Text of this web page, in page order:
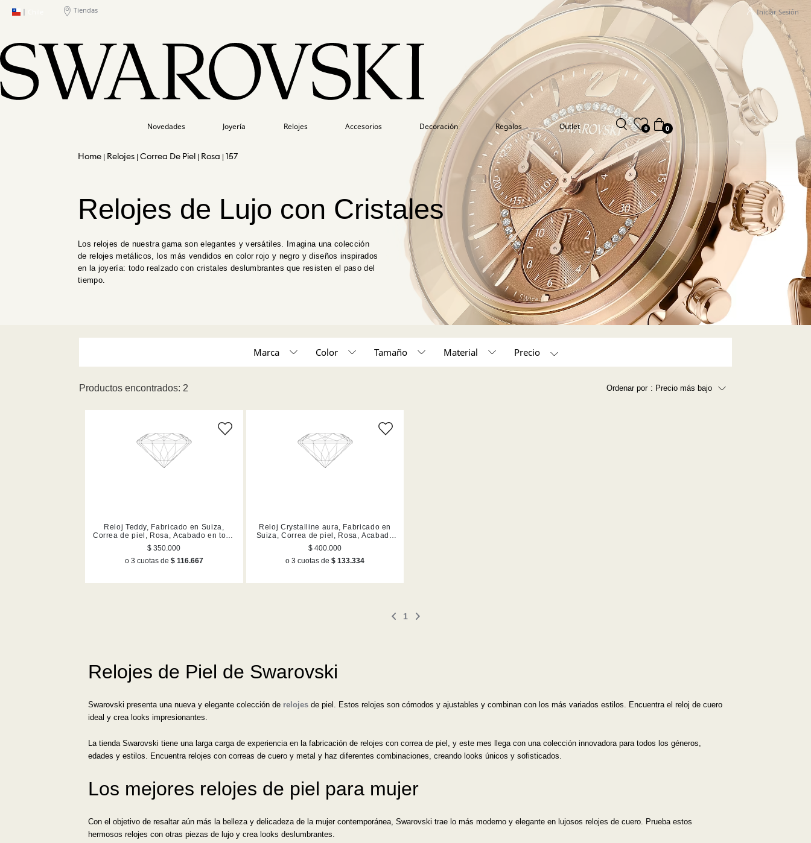
| Tiendas Iniciar Sesión
Novedades Joyería Relojes Accesorios Decoración Regalos Outlet 0 0
Relojes Correa De Piel Rosa 157
Relojes de Lujo con Cristales
Los relojes de nuestra gama son elegantes y versátiles. Imagina una colección
de relojes metálicos, los más vendidos en color rojo y negro y diseños inspirados
en la joyería: todo realzado con cristales deslumbrantes que resisten el paso del
tiempo.
Marca
Swarovski (2)
Color Tamaño Material
250,000 - 350,000 (1) 350,000 - 450,000 (2)
Productos encontrados: 2 Ordenar por : Precio más bajo
Reloj Teddy, Fabricado en Suiza,
Correa de piel, Rosa, Acabado en tono
oro rosa
$ 350.000
o 3 cuotas de $ 116.667
Reloj Crystalline aura, Fabricado en
Suiza, Correa de piel, Rosa, Acabado
en tono oro rosa
$ 400.000
o 3 cuotas de$ 133.334
1
Relojes de Piel de Swarovski
Swarovski presenta una nueva y elegante colección de relojesde piel. Estos relojes son cómodos y ajustables y combinan con los más variados estilos. Encuentra el reloj de cuero
ideal y crea looks impresionantes.
La tienda Swarovski tiene una larga carga de experiencia en la fabricación de relojes con correa de piel, y este mes llega con una colección innovadora para todos los géneros,
edades y estilos. Encuentra relojes con correas de cuero y metal y haz diferentes combinaciones, creando looks únicos y sofisticados.
Los mejores relojes de piel para mujer
Con el objetivo de resaltar aún más la belleza y delicadeza de la mujer contemporánea, Swarovski trae lo más moderno y elegante en lujosos relojes de cuero. Prueba estos
hermosos relojes con otras piezas de lujo y crea looks deslumbrantes.